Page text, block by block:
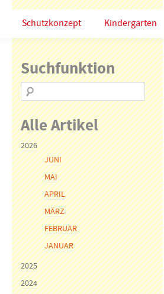
Schutzkonzept Kindergarten
Suchfunktion
Alle Artikel
2026
JUNI
MAI
APRIL
MÄRZ
FEBRUAR
JANUAR
2025
2024